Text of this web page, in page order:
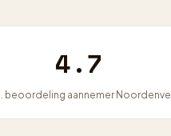
4.7
beoordeling aannemer